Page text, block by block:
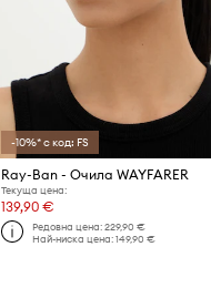
-10%* с код: FS
Ray-Ban - Очила WAYFARER
Текуща цена:
139,90 €
Редовна цена: 229,90 €
Най-ниска цена: 149,90 €